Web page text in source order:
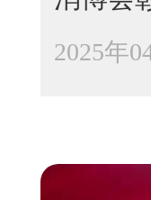
2025年